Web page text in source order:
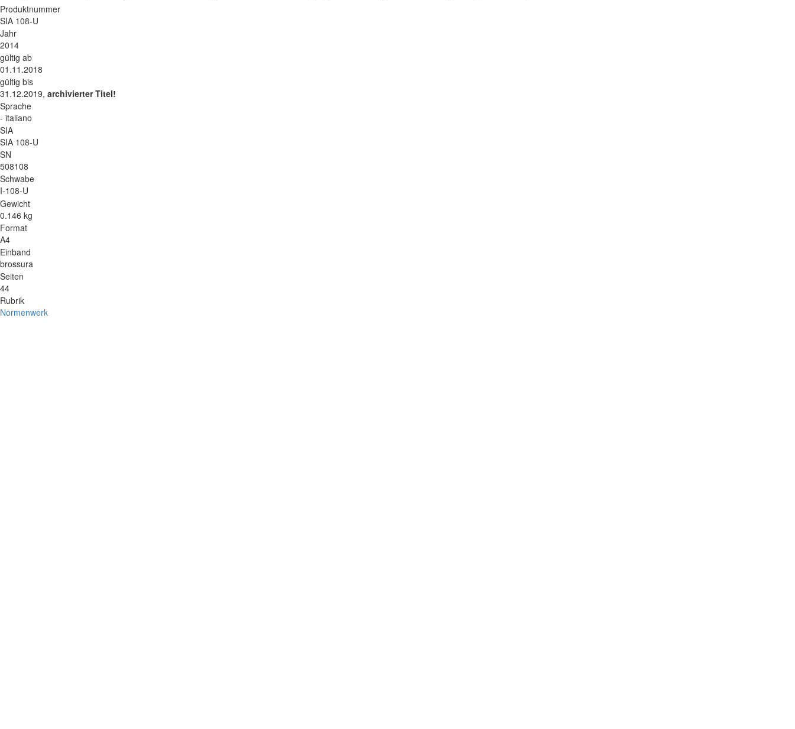
Produktnummer
SIA 108-U
Jahr
2014
gültig ab
01.11.2018
gültig bis
31.12.2019, archivierter Titel!
Sprache
- italiano
SIA
SIA 108-U
SN
508108
Schwabe
I-108-U
Gewicht
0.146 kg
Format
A4
Einband
brossura
Seiten
44
Rubrik
Normenwerk